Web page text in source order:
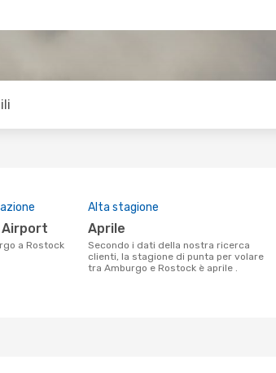
Airport
a Rostock
Alta stagione
aprile
Secondo i dati della nostra ricerca
clienti, la stagione di punta per volare
tra Amburgo e Rostock è aprile .